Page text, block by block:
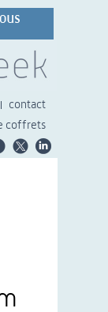
contact
coffrets